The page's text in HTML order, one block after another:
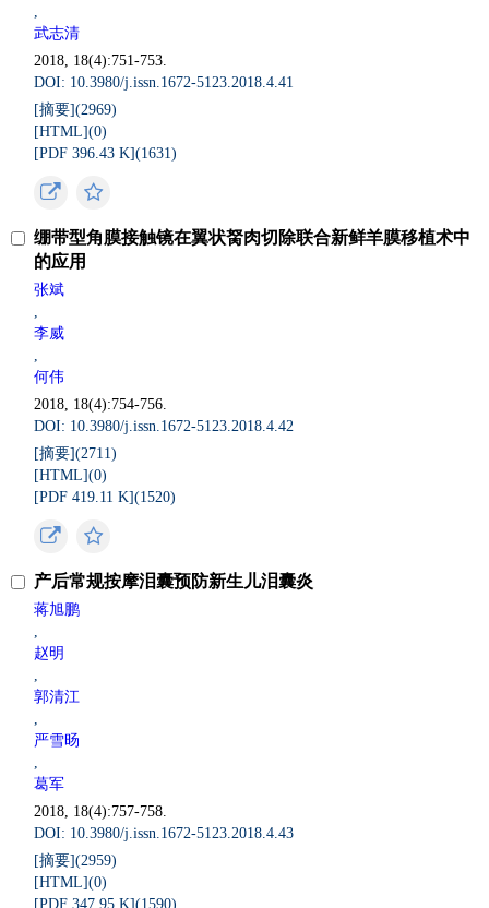
,
武志清
2018, 18(4):751-753.
DOI: 10.3980/j.issn.1672-5123.2018.4.41
[摘要](2969)
[HTML](0)
[PDF 396.43 K](1631)
绷带型角膜接触镜在翼状胬肉切除联合新鲜羊膜移植术中
的应用
张斌
,
李威
,
何伟
2018, 18(4):754-756.
DOI: 10.3980/j.issn.1672-5123.2018.4.42
[摘要](2711)
[HTML](0)
[PDF 419.11 K](1520)
产后常规按摩泪囊预防新生儿泪囊炎
蒋旭鹏
,
赵明
,
郭清江
,
严雪旸
,
葛军
2018, 18(4):757-758.
DOI: 10.3980/j.issn.1672-5123.2018.4.43
[摘要](2959)
[HTML](0)
[PDF 347.95 K](1590)